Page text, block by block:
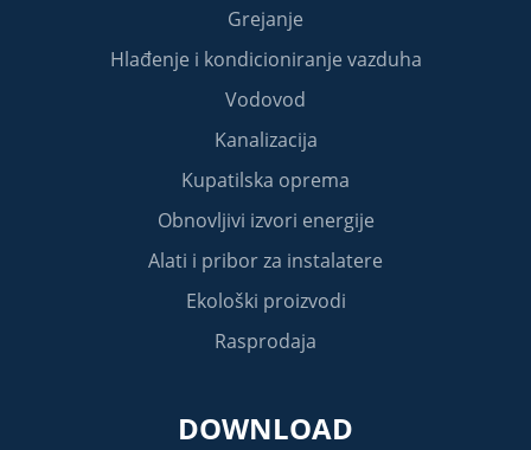
Grejanje
Hlađenje i kondicioniranje vazduha
Vodovod
Kanalizacija
Kupatilska oprema
Obnovljivi izvori energije
Alati i pribor za instalatere
Ekološki proizvodi
Rasprodaja
DOWNLOAD